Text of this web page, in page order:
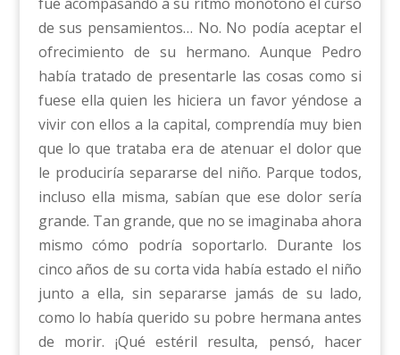
de sus pensamientos… No. No podía aceptar el
ofrecimiento de su hermano. Aunque Pedro
había tratado de presentarle las cosas como si
fuese ella quien les hiciera un favor yéndose a
vivir con ellos a la capital, comprendía muy bien
que lo que trataba era de atenuar el dolor que
le produciría separarse del niño. Parque todos,
incluso ella misma, sabían que ese dolor sería
grande. Tan grande, que no se imaginaba ahora
mismo cómo podría soportarlo. Durante los
cinco años de su corta vida había estado el niño
junto a ella, sin separarse jamás de su lado,
como lo había querido su pobre hermana antes
de morir. ¡Qué estéril resulta, pensó, hacer